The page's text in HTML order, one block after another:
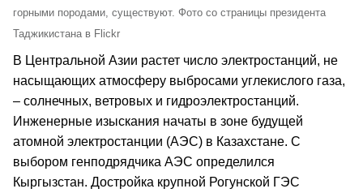
горными породами, существуют. Фото со страницы президента
Таджикистана в Flickr
В Центральной Азии растет число электростанций, не
насыщающих атмосферу выбросами углекислого газа,
– солнечных, ветровых и гидроэлектростанций.
Инженерные изыскания начаты в зоне будущей
атомной электростанции (АЭС) в Казахстане. С
выбором генподрядчика АЭС определился
Кыргызстан. Достройка крупной Рогунской ГЭС